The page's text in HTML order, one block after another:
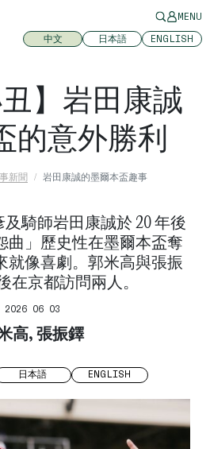
MENU
中文 日本語 ENGLISH
丑】岩田康誠
的意外勝利
新聞 岩田康誠的墨爾本盃趣事
騎師岩田康誠於 20 年後
曲」歷史性在墨爾本盃奪
就像喜劇。郭米高與張振
在京都訪問兩人。
2026 06 03
高, 張振鐸
日本語 ENGLISH